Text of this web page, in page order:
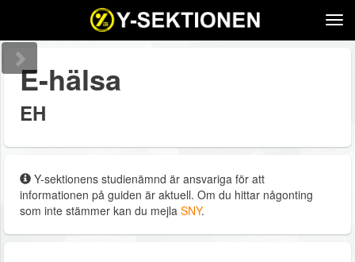
E-hälsa
EH
Y-sektionens studienämnd är ansvariga för att
informationen på guiden är aktuell. Om du hittar någonting
som inte stämmer kan du mejla SNY.